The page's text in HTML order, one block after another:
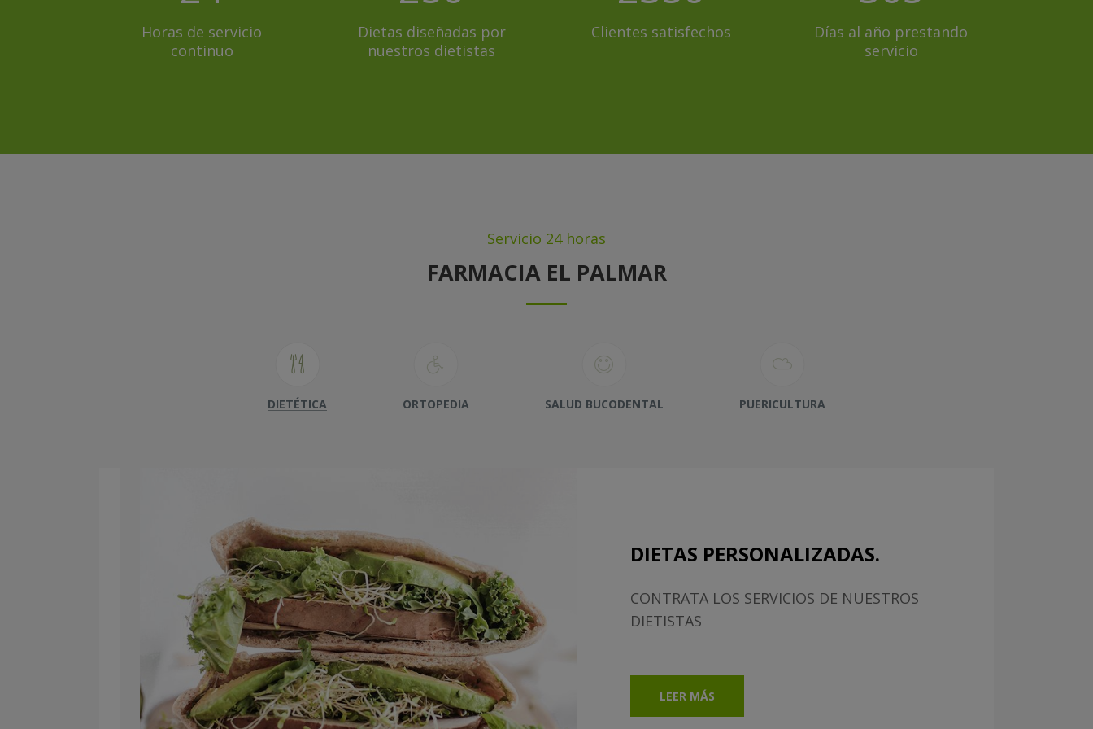
Horas de servicio
continuo
Dietas diseñadas por
nuestros dietistas
Clientes satisfechos
Días al año prestando
servicio
Servicio 24 horas
FARMACIA EL PALMAR
DIETÉTICA ORTOPEDIA SALUD BUCODENTAL PUERICULTURA
DIETAS PERSONALIZADAS.
CONTRATA LOS SERVICIOS DE NUESTROS
DIETISTAS
LEER MÁS